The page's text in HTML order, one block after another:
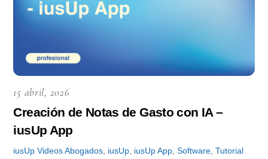
15 abril, 2026
Creación de Notas de Gasto con IA –
iusUp App
iusUp Videos Abogados iusUp iusUp App ,Software ,Tutorial